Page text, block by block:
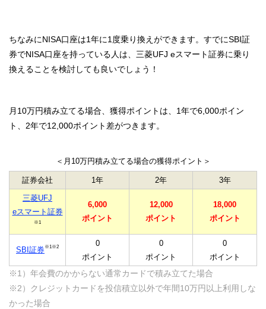
ちなみにNISA口座は1年に1度乗り換えができます。すでにSBI証
券でNISA口座を持っている人は、三菱UFJ eスマート証券に乗り
換えることを検討しても良いでしょう！
月10万円積み立てる場合、獲得ポイントは、1年で6,000ポイン
ト、2年で12,000ポイント差がつきます。
＜月10万円積み立てる場合の獲得ポイント＞
証券会社 1年 2年
3年
三菱UFJ
eスマート証券
※1
6,000
ポイント
12,000
ポイント
18,000
ポイント
SBI証券※1※2
0
ポイント
0
ポイント
0
ポイント
※1）年会費のかからない通常カードで積み立てた場合
※2）クレジットカードを投信積立以外で年間10万円以上利用しな
かった場合